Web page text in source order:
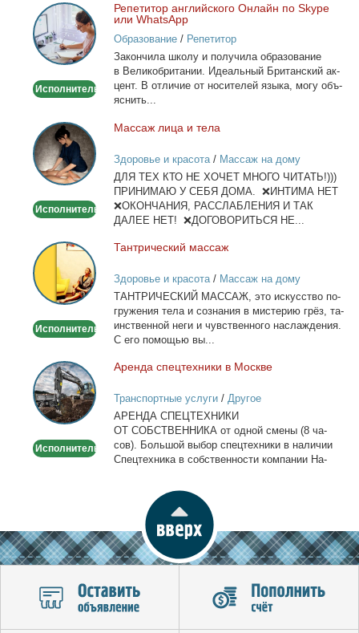
Репетитор
английского
Онлайн
по
или
Исполнитель
Ре­пе­ти­тор ан­глий­ско­го Он­лайн по Skype
или WhatsApp
Образование/ Репетитор
За­кон­чи­ла шко­лу и по­лу­чи­ла об­ра­зо­ва­ние
в Ве­ли­ко­бри­та­нии. Иде­аль­ный Бри­тан­ский ак­
цент. В от­ли­чие от но­си­те­лей язы­ка, мо­гу объ­
яс­нить...
Массаж
лица
и
тела
Исполнитель
Мас­саж ли­ца и те­ла
Здоровье и красота/ Массаж на дому
ДЛЯ ТЕХ КТО НЕ ХОЧЕТ МНОГО ЧИТАТЬ!)))
ПРИНИМАЮ У СЕБЯ ДОМА. ❌ИНТИМА НЕТ
❌ОКОНЧАНИЯ, РАССЛАБЛЕНИЯ И ТАК
ДАЛЕЕ НЕТ! ❌ДОГОВОРИТЬСЯ НЕ...
Тантрический
массаж
Исполнитель
Тан­три­че­ский мас­саж
Здоровье и красота/ Массаж на дому
ТАНТРИЧЕСКИЙ МАССАЖ, это ис­кус­ство по­
гру­же­ния те­ла и со­зна­ния в ми­сте­рию грёз, та­
ин­ствен­ной неги и чув­ствен­но­го на­сла­жде­ния.
С его по­мо­щью вы...
Аренда
спецтехники
в
Москве
Исполнитель
Арен­да спец­тех­ни­ки в Москве
Транспортные услуги/ Другое
АРЕНДА СПЕЦТЕХНИКИ
ОТ СОБСТВЕННИКА от од­ной сме­ны (8 ча­
сов). Боль­шой вы­бор спец­тех­ни­ки в на­ли­чии
Спец­тех­ни­ка в соб­ствен­но­сти ком­па­нии На­